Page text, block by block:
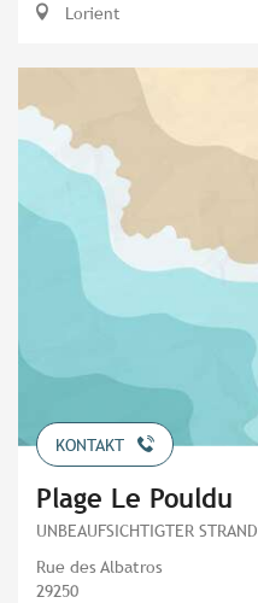
Lorient
KONTAKT
Plage Le Pouldu
UNBEAUFSICHTIGTER STRAND
Rue des Albatros
29250